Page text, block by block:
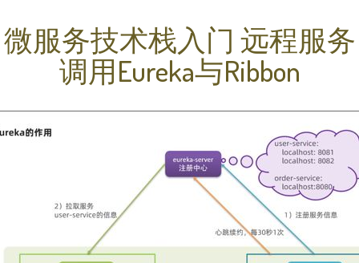
微服务技术栈入门 远程服务
调用Eureka与Ribbon